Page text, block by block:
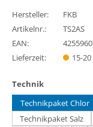
Hersteller:
FKB
Artikelnr.:
TS2AS
EAN:
Lieferzeit:
15-
Technikauswählen
Technikpaket Chlor
Technikpaket Salz